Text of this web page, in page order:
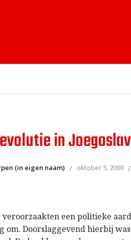
in
(in eigen naam) oktober 5, 2000
veroorzaakten een politieke
om. Doorslaggevend hierbij